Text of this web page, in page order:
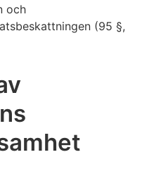
och
(95 §,